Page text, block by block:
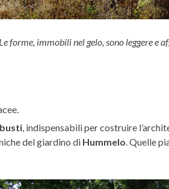
forme, immobili nel gelo, sono leggere e
, indispensabili per costruire
del giardino di Hummelo. Quelle